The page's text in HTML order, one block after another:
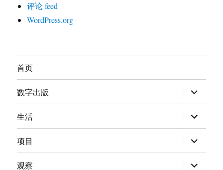
评论 feed
WordPress.org
首页
数字出版 展
开
子
菜
单
生活 展
开
子
菜
单
项目 展
开
子
菜
观察 展